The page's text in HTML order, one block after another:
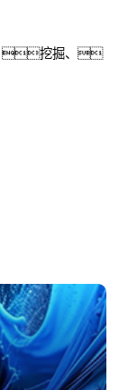
、挖掘、